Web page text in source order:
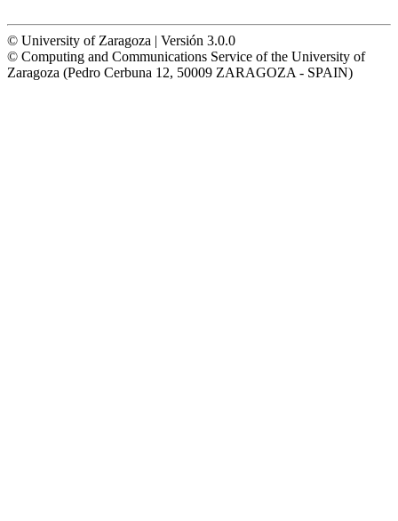
© University of Zaragoza | Versión 3.0.0
© Computing and Communications Service of the University of
Zaragoza (Pedro Cerbuna 12, 50009 ZARAGOZA - SPAIN)